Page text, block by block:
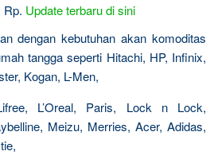
Rp. Update terbaru di sini
dengan kebutuhan akan komoditas
tangga seperti Hitachi, HP, Infinix,
Kogan, L-Men,
L’Oreal, Paris, Lock n Lock,
Meizu, Merries, Acer, Adidas,